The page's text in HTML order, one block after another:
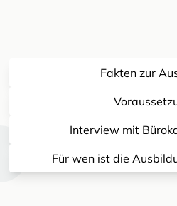
Fakten zur
Interview mit
Für wen ist die